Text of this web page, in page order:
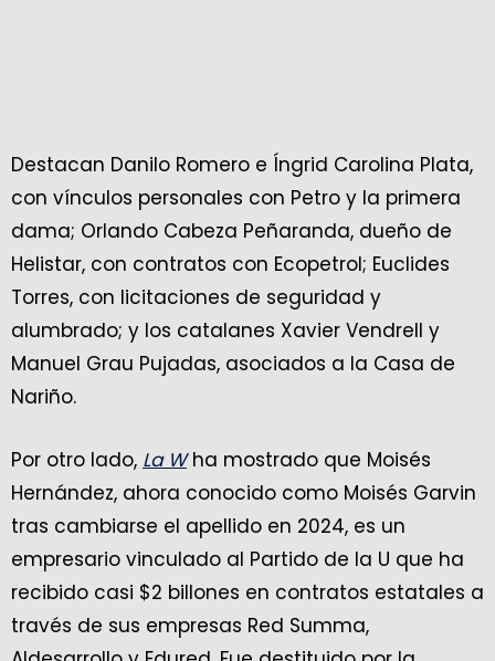
Destacan Danilo Romero e Íngrid Carolina Plata,
con vínculos personales con Petro y la primera
dama; Orlando Cabeza Peñaranda, dueño de
Helistar, con contratos con Ecopetrol; Euclides
Torres, con licitaciones de seguridad y
alumbrado; y los catalanes Xavier Vendrell y
Manuel Grau Pujadas, asociados a la Casa de
Nariño.
Por otro lado, La Wha mostrado que Moisés
Hernández, ahora conocido como Moisés Garvin
tras cambiarse el apellido en 2024, es un
empresario vinculado al Partido de la U que ha
recibido casi $2 billones en contratos estatales a
través de sus empresas Red Summa,